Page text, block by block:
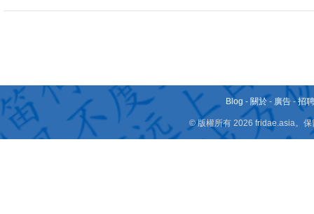
Blog - 關於 - 廣告 -招
© 版權所有 2026 fridae.asia。